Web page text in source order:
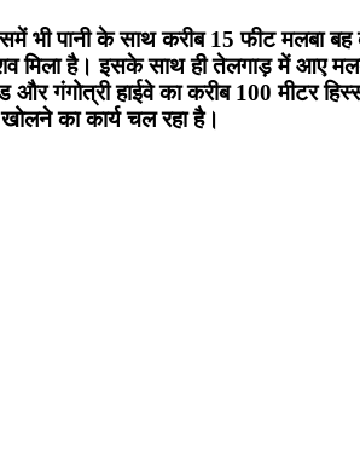
पानी के साथ करीब 15 फीट मलबा
है। इसके साथ ही तेलगाड़ में आए मलबे
गंगोत्री हाईवे का करीब 100 मीटर
का कार्य चल रहा है।